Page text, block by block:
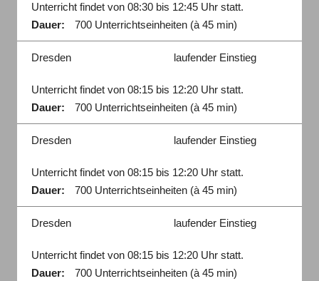
Unterricht findet von 08:30 bis 12:45 Uhr statt.
Dauer:
700 Unterrichtseinheiten (à 45 min)
Dresden laufender Einstieg
Unterricht findet von 08:15 bis 12:20 Uhr statt.
Dauer:
700 Unterrichtseinheiten (à 45 min)
Dresden laufender Einstieg
Unterricht findet von 08:15 bis 12:20 Uhr statt.
Dauer:
700 Unterrichtseinheiten (à 45 min)
Dresden laufender Einstieg
Unterricht findet von 08:15 bis 12:20 Uhr statt.
Dauer:
700 Unterrichtseinheiten (à 45 min)